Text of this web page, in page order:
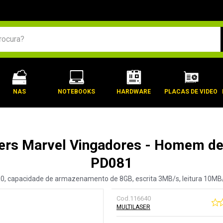
NAS NOTEBOOKS HARDWARE PLACAS DE VIDEO
Marvel Vingadores - Homem
PD081
capacidade de armazenamento de 8GB, escrita 3MB/s, leitura
Cod.116640
MULTILASER